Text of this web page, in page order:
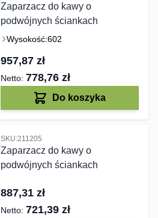
Zaparzacz do kawy o
podwójnych ściankach
Wysokość:602
957,87 zł
778,76 zł
Do koszyka
SKU:211205
Zaparzacz do kawy o
podwójnych ściankach
887,31 zł
721,39 zł